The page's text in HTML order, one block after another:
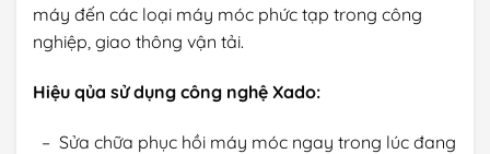
máy đến các loại máy móc phức tạp trong công
nghiệp, giao thông vận tải.
Hiệu qủa sử dụng công nghệ Xado:
– Sửa chữa phục hồi máy móc ngay trong lúc đang